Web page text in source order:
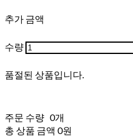
추가 금액
수량
품절된 상품입니다.
주문 수량 0개
총 상품 금액 0원